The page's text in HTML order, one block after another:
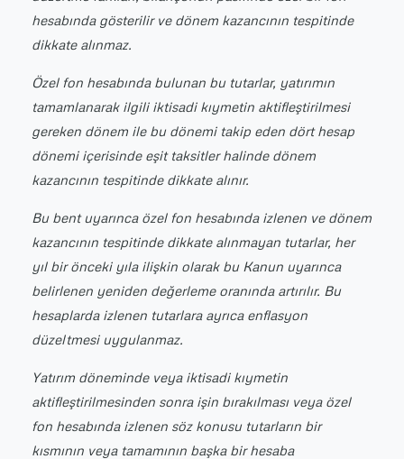
hesabında gösterilir ve dönem kazancının tespitinde
dikkate alınmaz.
Özel fon hesabında bulunan bu tutarlar, yatırımın
tamamlanarak ilgili iktisadi kıymetin aktifleştirilmesi
gereken dönem ile bu dönemi takip eden dört hesap
dönemi içerisinde eşit taksitler halinde dönem
kazancının tespitinde dikkate alınır.
Bu bent uyarınca özel fon hesabında izlenen ve dönem
kazancının tespitinde dikkate alınmayan tutarlar, her
yıl bir önceki yıla ilişkin olarak bu Kanun uyarınca
belirlenen yeniden değerleme oranında artırılır. Bu
hesaplarda izlenen tutarlara ayrıca enflasyon
düzeltmesi uygulanmaz.
Yatırım döneminde veya iktisadi kıymetin
aktifleştirilmesinden sonra işin bırakılması veya özel
fon hesabında izlenen söz konusu tutarların bir
kısmının veya tamamının başka bir hesaba